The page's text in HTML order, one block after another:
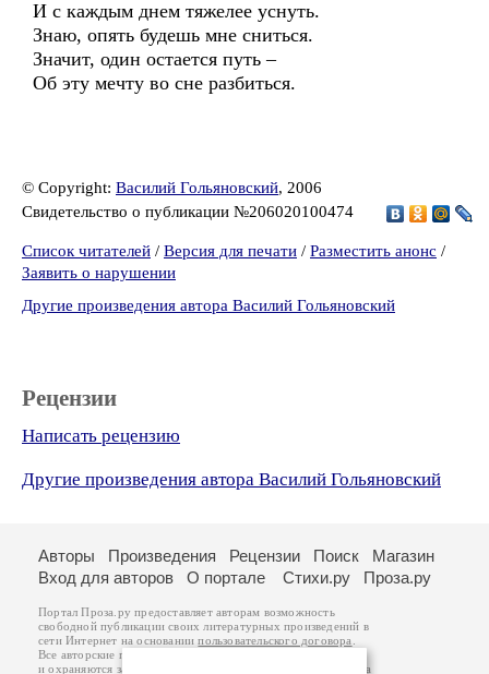
И с каждым днем тяжелее уснуть.
Знаю, опять будешь мне сниться.
Значит, один остается путь –
Об эту мечту во сне разбиться.
© Copyright: Василий Гольяновский, 2006
Свидетельство о публикации №206020100474
Список читателей / Версия для печати / Разместить анонс /
Заявить о нарушении
Другие произведения автора Василий Гольяновский
Рецензии
Написать рецензию
Другие произведения автора Василий Гольяновский
Авторы Произведения Рецензии Поиск
Магазин
Вход для авторов
О портале Стихи.ру Проза.ру
Портал Проза.ру предоставляет авторам возможность
свободной публикации своих литературных произведений в
сети Интернет на основаниипользовательского договора
Все авторские права на произведения принадлежат авторам
и охраняются законом . Перепечатка произведений возможна